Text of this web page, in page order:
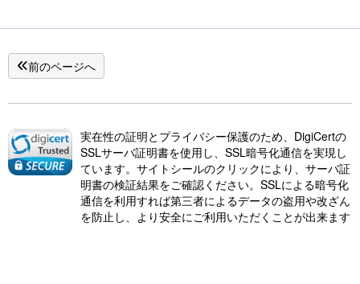
前のページへ
実在性の証明とプライバシー保護のため、DigiCertの
SSLサーバ証明書を使用し、SSL暗号化通信を実現し
ています。サイトシールのクリックにより、サーバ証
明書の検証結果をご確認ください。SSLによる暗号化
通信を利用すれば第三者によるデータの盗用や改ざん
を防止し、より安全にご利用いただくことが出来ます